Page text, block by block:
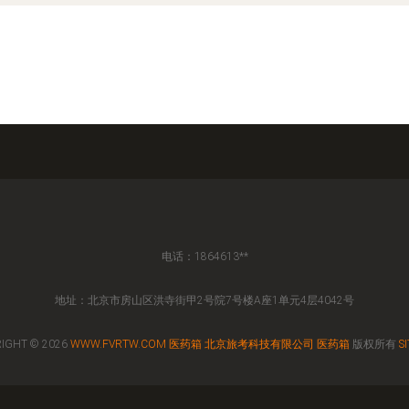
电话：1864613**
地址：北京市房山区洪寺街甲2号院7号楼A座1单元4层4042号
© 2026 WWW.FVRTW.COM 医药箱 北京旅考科技有限公司 医药箱 版权所有